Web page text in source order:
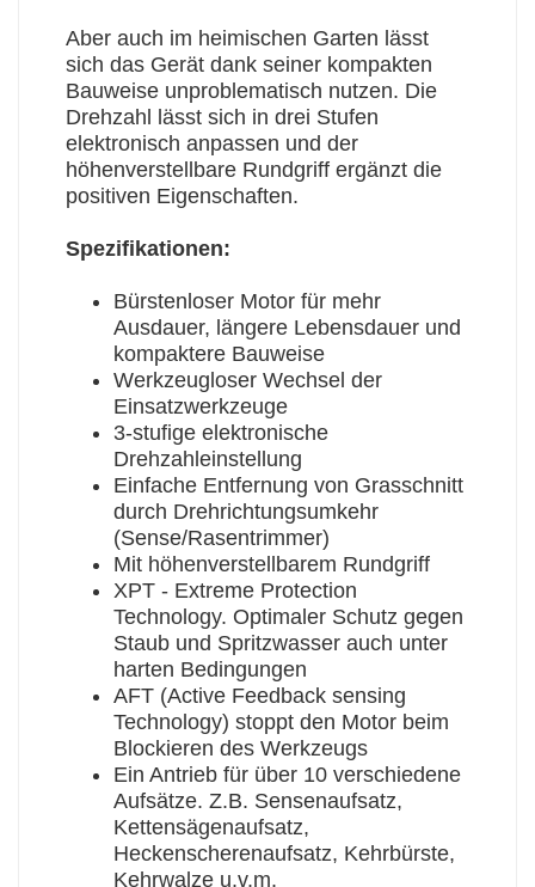
Aber auch im heimischen Garten lässt
sich das Gerät dank seiner kompakten
Bauweise unproblematisch nutzen. Die
Drehzahl lässt sich in drei Stufen
elektronisch anpassen und der
höhenverstellbare Rundgriff ergänzt die
positiven Eigenschaften.
Spezifikationen:
Bürstenloser Motor für mehr
Ausdauer, längere Lebensdauer und
kompaktere Bauweise
Werkzeugloser Wechsel der
Einsatzwerkzeuge
3-stufige elektronische
Drehzahleinstellung
Einfache Entfernung von Grasschnitt
durch Drehrichtungsumkehr
(Sense/Rasentrimmer)
Mit höhenverstellbarem Rundgriff
XPT - Extreme Protection
Technology. Optimaler Schutz gegen
Staub und Spritzwasser auch unter
harten Bedingungen
AFT (Active Feedback sensing
Technology) stoppt den Motor beim
Blockieren des Werkzeugs
Ein Antrieb für über 10 verschiedene
Aufsätze. Z.B. Sensenaufsatz,
Kettensägenaufsatz,
Heckenscherenaufsatz, Kehrbürste,
Kehrwalze u.v.m.